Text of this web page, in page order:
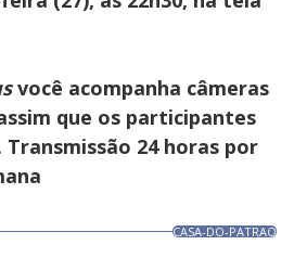
você acompanha câmeras
que os participantes
24 horas por
CASA-DO-PATRAO